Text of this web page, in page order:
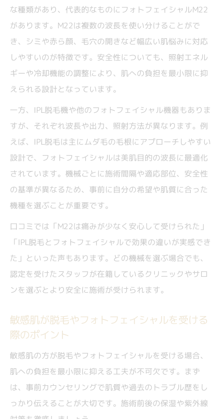
な種類があり、代表的なものにフォトフェイシャルM22
があります。M22は複数の波長を使い分けることがで
き、シミや赤ら顔、毛穴の開きなど幅広い肌悩みに対応
しやすいのが特徴です。安全性についても、照射エネル
ギーや冷却機能の調整により、肌への負担を最小限に抑
えられる設計となっています。
一方、IPL脱毛機や他のフォトフェイシャル機器もありま
すが、それぞれ波長や出力、照射方法が異なります。例
えば、IPL脱毛は主にムダ毛の毛根にアプローチしやすい
設計で、フォトフェイシャルは美肌目的の波長に最適化
されています。機械ごとに施術間隔や適応部位、安全性
の基準が異なるため、事前に自分の希望や肌質に合った
機種を選ぶことが重要です。
口コミでは「M22は痛みが少なく安心して受けられた」
「IPL脱毛とフォトフェイシャルで効果の違いが実感でき
た」といった声もあります。どの機械を選ぶ場合でも、
認定を受けたスタッフが在籍しているクリニックやサロ
ンを選ぶとより安全に施術が受けられます。
敏感肌が脱毛やフォトフェイシャルを受ける
際のポイント
敏感肌の方が脱毛やフォトフェイシャルを受ける場合、
肌への負担を最小限に抑える工夫が不可欠です。まず
は、事前カウンセリングで肌質や過去のトラブル歴をし
っかり伝えることが大切です。施術前後の保湿や紫外線